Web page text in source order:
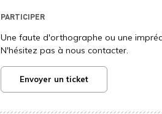
PARTICIPER
Une faute d'orthographe ou une
N'hésitez pas à nous contacter.
Envoyer un ticket